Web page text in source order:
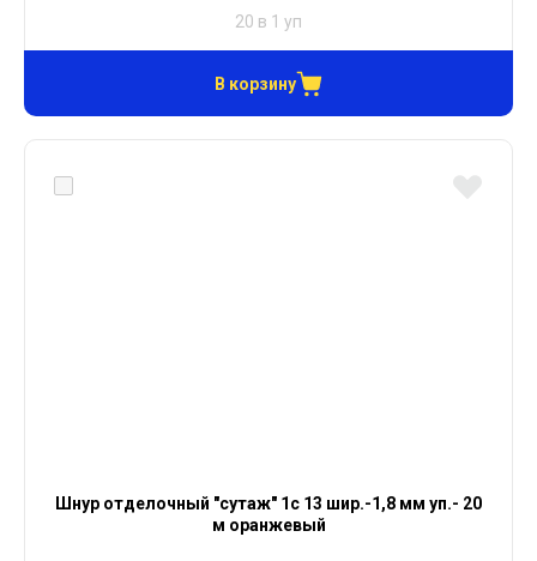
20 в 1 уп
В корзину
Шнур отделочный "сутаж" 1с 13 шир.-1,8 мм уп.- 20
м оранжевый